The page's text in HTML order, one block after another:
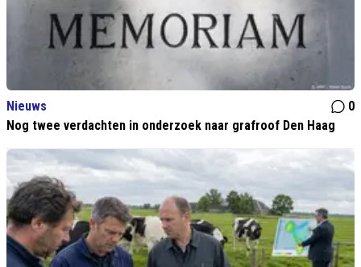
Nieuws
0
Nog twee verdachten in onderzoek naar grafroof Den Haag